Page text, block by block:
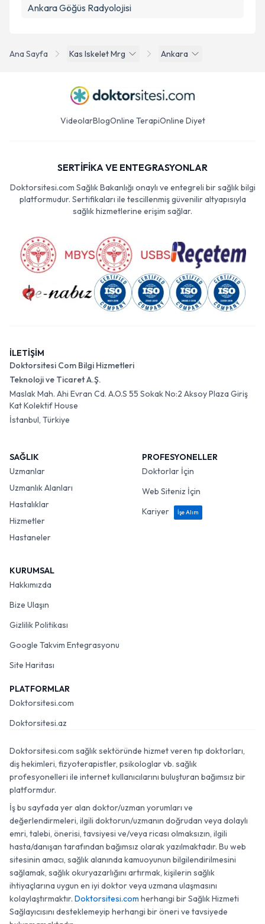
Ana Sayfa Kas Iskelet Mrg Ankara
Ankara Göğüs Radyolojisi
VideolarBlogOnline TerapiOnline Diyet
SERTİFİKA VE ENTEGRASYONLAR
Doktorsitesi.com Sağlık Bakanlığı onaylı ve entegreli bir sağlık bilgi
platformudur. Sertifikaları ile tescillenmiş güvenilir altyapısıyla
sağlık hizmetlerine erişim sağlar.
İLETİŞİM
Doktorsitesi Com Bilgi Hizmetleri
Teknoloji ve Ticaret A.Ş.
Maslak Mah. Ahi Evran Cd. A.O.S 55 Sokak No:2 Aksoy Plaza Giriş
Kat Kolektif House
İstanbul, Türkiye
SAĞLIK
Uzmanlar
Uzmanlık Alanları
Hastalıklar
Hizmetler
Hastaneler
PROFESYONELLER
Doktorlar İçin
Web Siteniz İçin
Kariyer
İşe Alım
KURUMSAL
Hakkımızda
Bize Ulaşın
Gizlilik Politikası
Google Takvim Entegrasyonu
Site Haritası
PLATFORMLAR
Doktorsitesi.com
Doktorsitesi.az
Doktorsitesi.com sağlık sektöründe hizmet veren tıp doktorları,
diş hekimleri, fizyoterapistler, psikologlar vb. sağlık
profesyonelleri ile internet kullanıcılarını buluşturan bağımsız bir
platformdur.
İş bu sayfada yer alan doktor/uzman yorumları ve
değerlendirmeleri, ilgili doktorun/uzmanın doğrudan veya dolaylı
emri, talebi, önerisi, tavsiyesi ve/veya ricası olmaksızın, ilgili
hasta/danışan tarafından bağımsız olarak yazılmaktadır. Bu web
sitesinin amacı, sağlık alanında kamuoyunun bilgilendirilmesini
sağlamak, sağlık okuryazarlığını artırmak, kişilerin sağlık
ihtiyaçlarına uygun en iyi doktor veya uzmana ulaşmasını
kolaylaştırmaktır. Doktorsitesi.com herhangi bir Sağlık Hizmeti
Sağlayıcısını desteklemeyip herhangi bir öneri ve tavsiyede